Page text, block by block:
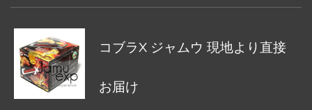
コブラX ジャムウ 現地より直接
お届け